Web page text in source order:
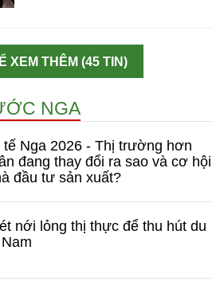
XEM THÊM (45 TIN)
NGA
tế Nga 2026 - Thị trường hơn
đang thay đổi ra sao và cơ hội
đầu tư sản xuất?
nới lỏng thị thực để thu hút du